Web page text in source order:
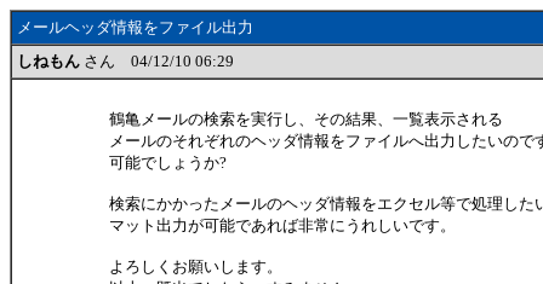
メールヘッダ情報をファイル出力
しねもん さん 04/12/10 06:29
鶴亀メールの検索を実行し、その結果、一覧表示される
メールのそれぞれのヘッダ情報をファイルへ出力したいので
可能でしょうか?
検索にかかったメールのヘッダ情報をエクセル等で処理した
マット出力が可能であれば非常にうれしいです。
よろしくお願いします。